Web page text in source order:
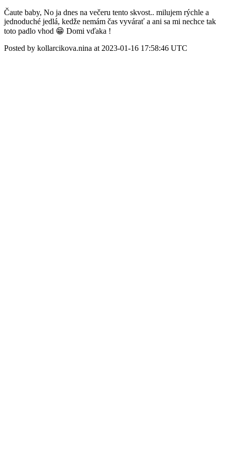
Čaute baby, No ja dnes na večeru tento skvost.. milujem rýchle a
jednoduché jedlá, kedže nemám čas vyvárať a ani sa mi nechce tak
toto padlo vhod 😁 Domi vďaka !
Posted by kollarcikova.nina at 2023-01-16 17:58:46 UTC